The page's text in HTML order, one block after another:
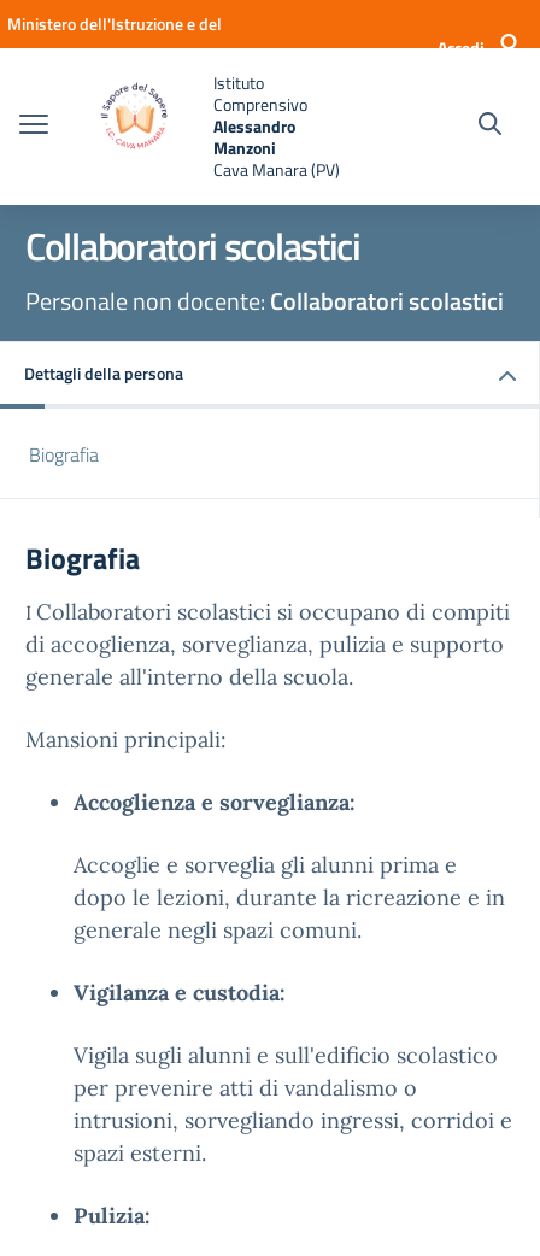
Vai ai contenuti
Vai al menu di navigazione
Vai al footer
Ministero dell'Istruzione e del
Accedi
Istituto
Comprensivo
Alessandro
Manzoni
Cava Manara (PV)
Collaboratori scolastici
Personale non docente:Collaboratori scolastici
Dettagli della persona
Biografia
Biografia
I Collaboratori scolastici si occupano di compiti
di accoglienza, sorveglianza, pulizia e supporto
generale all'interno della scuola.
Mansioni principali:
Accoglienza e sorveglianza:
Accoglie e sorveglia gli alunni prima e
dopo le lezioni, durante la ricreazione e in
generale negli spazi comuni.
Vigilanza e custodia:
Vigila sugli alunni e sull'edificio scolastico
per prevenire atti di vandalismo o
intrusioni, sorvegliando ingressi, corridoi e
spazi esterni.
Pulizia: